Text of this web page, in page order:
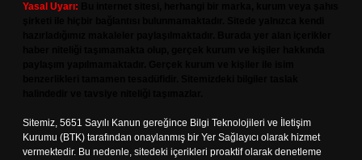
Yasal Uyarı:
Sitemiz, 5651 Sayılı Kanun gereğince Bilgi Teknolojileri ve İletişim
Kurumu (BTK) tarafından onaylanmış bir Yer Sağlayıcı olarak hizmet
vermektedir. Bu nedenle, sitedeki içerikleri proaktif olarak denetleme